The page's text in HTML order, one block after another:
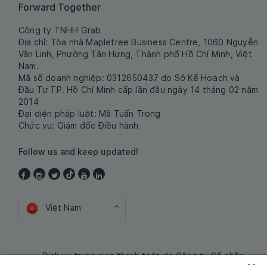
Forward Together
Công ty TNHH Grab
Địa chỉ: Tòa nhà Mapletree Business Centre, 1060 Nguyễn
Văn Linh, Phường Tân Hưng, Thành phố Hồ Chí Minh, Việt
Nam.
Mã số doanh nghiệp: 0312650437 do Sở Kế Hoạch và
Đầu Tư TP. Hồ Chí Minh cấp lần đầu ngày 14 tháng 02 năm
2014
Đại diện pháp luật: Mã Tuấn Trọng
Chức vụ: Giám đốc Điều hành
Follow us and keep updated!
Việt Nam
Dịch vụ trung gian thanh toán do Công ty Cổ phần